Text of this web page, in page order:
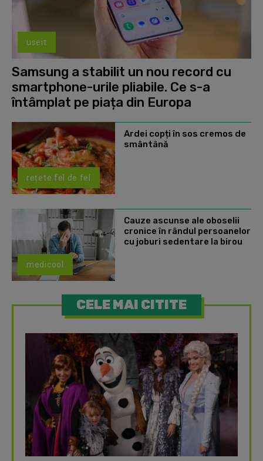
useit
Samsung a stabilit un nou record cu
smartphone-urile pliabile. Ce s-a
întâmplat pe piața din Europa
rețete fel de fel
Ardei copți în sos cremos de
smântână
medicool
Cauze ascunse ale oboselii
cronice în rândul persoanelor
cu joburi sedentare la birou
CELE MAI CITITE